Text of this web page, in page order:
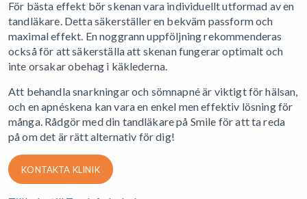
För bästa effekt bör skenan vara individuellt utformad av en
tandläkare. Detta säkerställer en bekväm passform och
maximal effekt. En noggrann uppföljning rekommenderas
också för att säkerställa att skenan fungerar optimalt och
inte orsakar obehag i käklederna.
Att behandla snarkningar och sömnapné är viktigt för hälsan,
och en apnéskena kan vara en enkel men effektiv lösning för
många. Rådgör med din tandläkare på Smile för att ta reda
på om det är rätt alternativ för dig!
KONTAKTA KLINIK